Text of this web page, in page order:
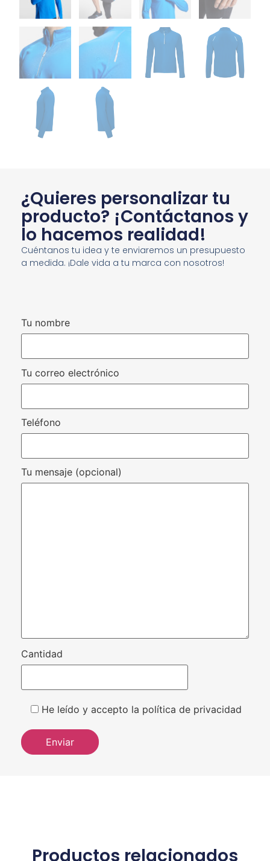
¿Quieres personalizar tu
producto? ¡Contáctanos y
lo hacemos realidad!
Cuéntanos tu idea y te enviaremos un presupuesto
a medida. ¡Dale vida a tu marca con nosotros!
Tu nombre
Tu correo electrónico
Teléfono
Tu mensaje (opcional)
Cantidad
He leído y accepto la política de privacidad
Productos relacionados